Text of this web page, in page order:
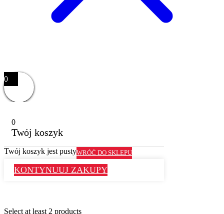
0
0
Twój koszyk
Twój koszyk jest pustyWRÓĆ DO SKLEPU
KONTYNUUJ ZAKUPY
Select at least 2 products